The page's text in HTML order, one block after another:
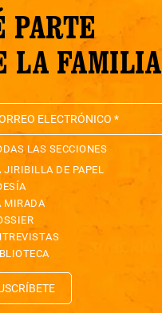
PARTE
LA FAMILIA
LAS SECCIONES
JIRIBILLA DE PAPEL
MIRADA